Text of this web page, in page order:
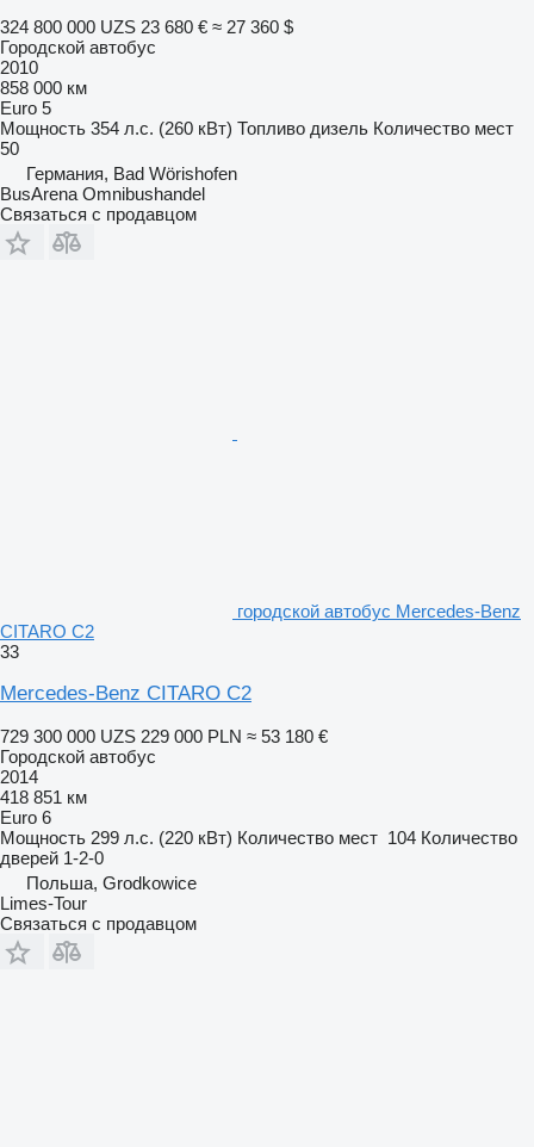
324 800 000 UZS 23 680 € ≈ 27 360 $
Городской автобус
2010
858 000 км
Euro 5
Мощность 354 л.с. (260 кВт) Топливо дизель Количество мест
50
Германия, Bad Wörishofen
BusArena Omnibushandel
Связаться с продавцом
городской автобус Mercedes-Benz
CITARO C2
33
Mercedes-Benz CITARO C2
729 300 000 UZS 229 000 PLN ≈ 53 180 €
Городской автобус
2014
418 851 км
Euro 6
Мощность 299 л.с. (220 кВт) Количество мест 104 Количество
дверей 1-2-0
Польша, Grodkowice
Limes-Tour
Связаться с продавцом